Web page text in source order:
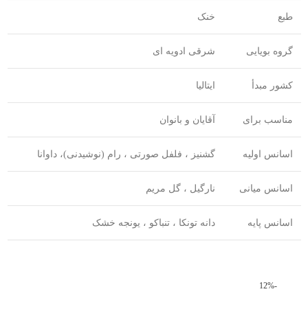
طبع خنک
گروه بویایی شرقی ادویه ای
کشور مبدأ ایتالیا
مناسب برای آقایان و بانوان
اسانس اولیه گشنیز ، فلفل صورتی ، رام (نوشیدنی)، داوانا
اسانس میانی نارگیل ، گل مریم
اسانس پایه دانه تونکا ، تنباکو ، یونجه خشک
-12%